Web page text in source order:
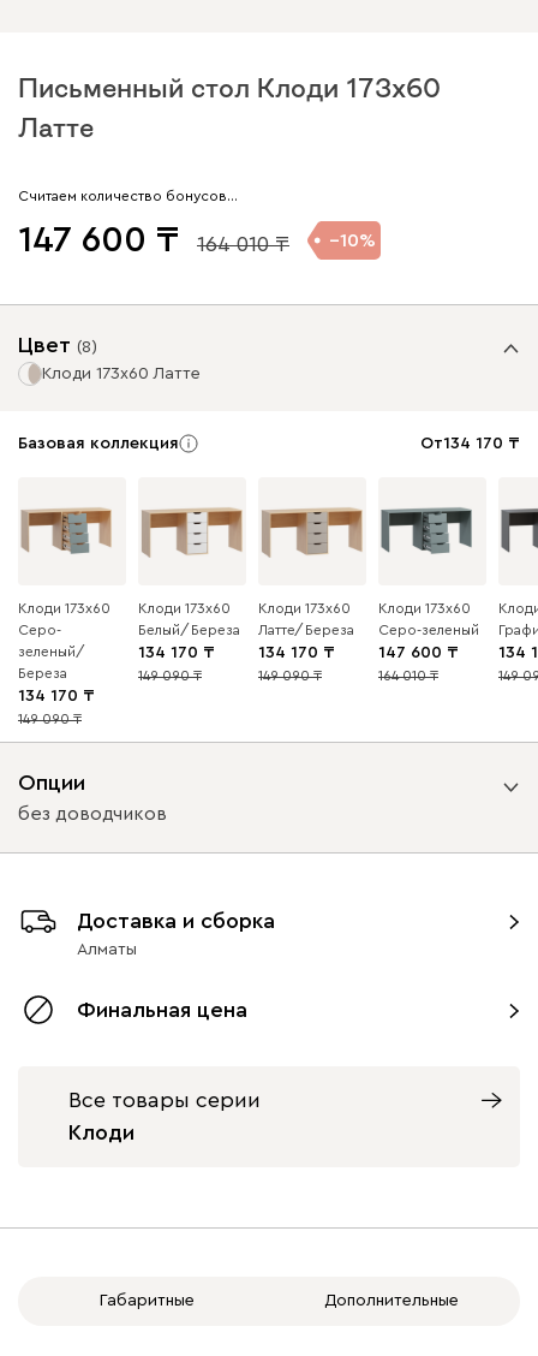
Письменный стол Клоди 173x60
Латте
Считаем количество бонусов…
147 600 164 010 10
Цвет (8)
Клоди 173x60 Латте
Базовая коллекция От134 170
Клоди 173x60
Серо-
зеленый/
Береза
134 170
10
149 090
Клоди 173x60
Белый/Береза
134 170
10
149 090
Клоди 173x60
Латте/Береза
134 170
10
149 090
Клоди 173x60
Серо-зеленый
147 600
10
164 010
134
10
149
Опции
без доводчиков
с доводчиками без доводчиков
Доставка и сборка
Алматы
Финальная цена
Все товары серии
Клоди
Габаритные Дополнительные